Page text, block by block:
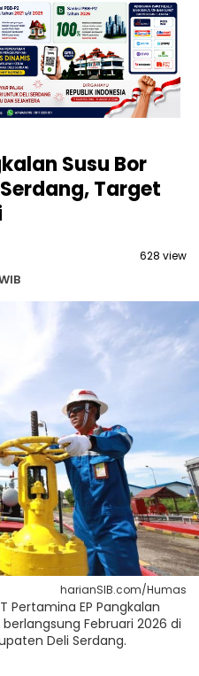
Susu Bor
Target
628 view
harianSIB.com/Humas
Pertamina EP Pangkalan
Februari 2026 di
Deli Serdang.